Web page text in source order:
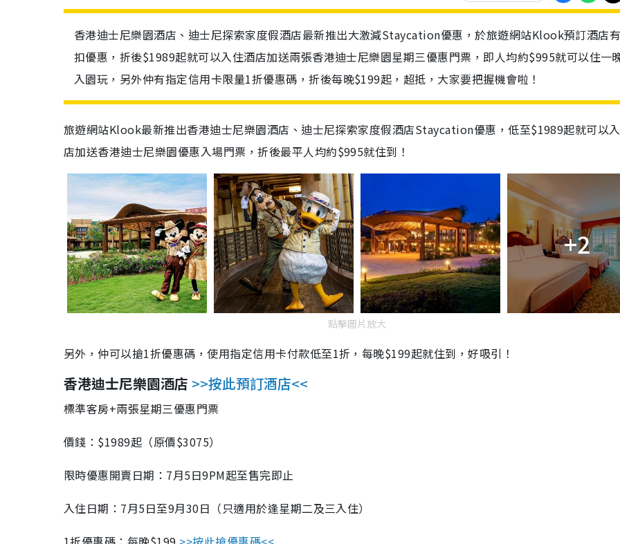
香港迪士尼樂園酒店、迪士尼探索家度假酒店最新推出大激減Staycation優惠，於旅遊網站Klook預訂酒店
扣優惠，折後$1989起就可以入住酒店加送兩張香港迪士尼樂園星期三優惠門票，即人均約$995就可以住一
入園玩，另外仲有指定信用卡限量1折優惠碼，折後每晚$199起，超抵，大家要把握機會啦！
旅遊網站Klook最新推出香港迪士尼樂園酒店、迪士尼探索家度假酒店Staycation優惠，低至$1989起就可以
店加送香港迪士尼樂園優惠入場門票，折後最平人均約$995就住到！
+2
點擊圖片放大
另外，仲可以搶1折優惠碼，使用指定信用卡付款低至1折，每晚$199起就住到，好吸引！
香港迪士尼樂園酒店 >>按此預訂酒店<<
標準客房+兩張星期三優惠門票
價錢：$1989起（原價$3075）
限時優惠開賣日期：7月5日9PM起至售完即止
入住日期：7月5日至9月30日（只適用於逢星期二及三入住）